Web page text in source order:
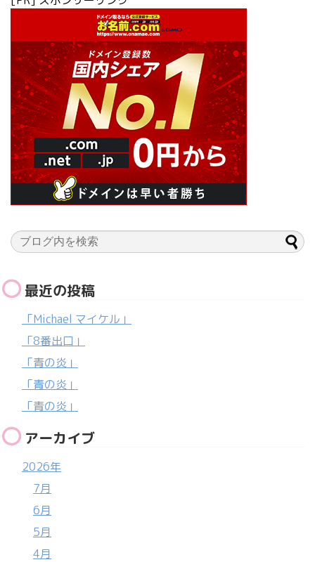
最近の投稿
「Michael マイケル」
「8番出口」
「青の炎」
「青の炎」
「青の炎」
アーカイブ
2026年
7月
6月
5月
4月